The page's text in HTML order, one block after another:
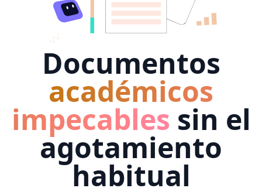
Documentos
académicos
impecables sin el
agotamiento
habitual